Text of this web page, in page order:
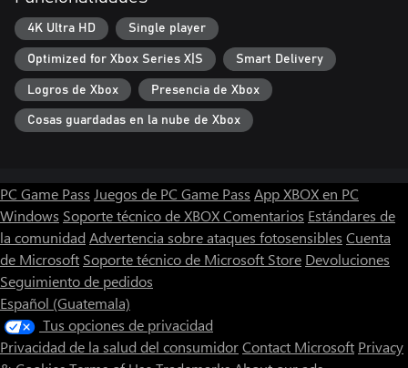
4K Ultra HD Single player
Optimized for Xbox Series X|S Smart Delivery
Logros de Xbox Presencia de Xbox
Cosas guardadas en la nube de Xbox
PC Game Pass Juegos de PC Game Pass App XBOX en PC
Windows Soporte técnico de XBOXComentarios Estándares de
la comunidad Advertencia sobre ataques fotosensibles Cuenta
de Microsoft Soporte técnico de Microsoft Store Devoluciones
Seguimiento de pedidos
Español (Guatemala)
Tus opciones de privacidad
Privacidad de la salud del consumidorContact Microsoft Privacy